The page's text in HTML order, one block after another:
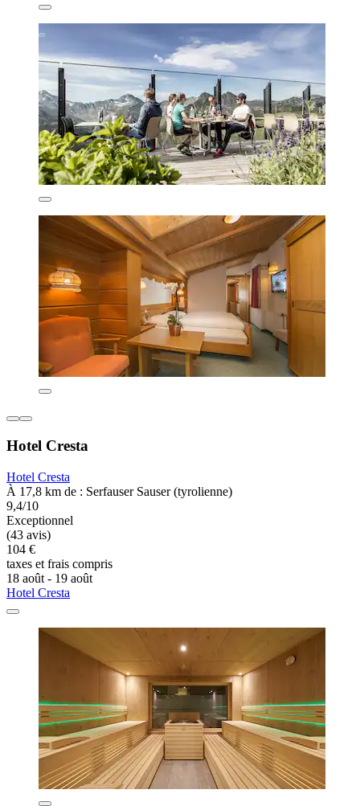
Hotel Cresta
Hotel Cresta
À 17,8 km de : Serfauser Sauser (tyrolienne)
9,4/10
Exceptionnel
(43 avis)
104 €
taxes et frais compris
18 août - 19 août
Hotel Cresta